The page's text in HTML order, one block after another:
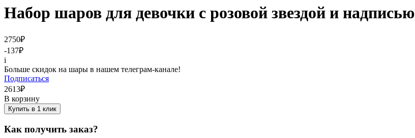
Набор шаров для девочки с розовой звездой и надписью
2750₽
-137₽
i
Больше скидок на шары в нашем телеграм-канале!
Подписаться
2613₽
В корзину
Купить в 1 клик
Как получить заказ?